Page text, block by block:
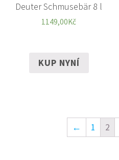
Deuter Schmusebär 8 l
1149,00Kč
KUP NYNÍ
← 1 2